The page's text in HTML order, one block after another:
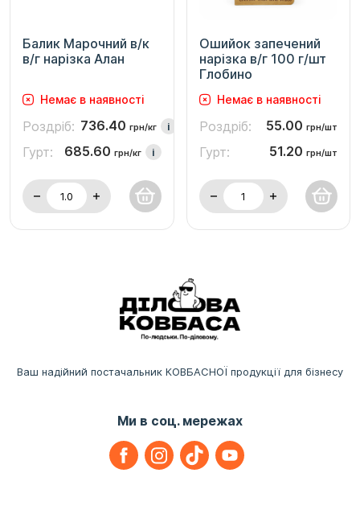
Балик Марочний в/к
в/г нарізка Алан
Немає в наявності
Роздріб: 736.40 грн/кг i
Гурт: 685.60 грн/кг i
Ошийок запечений
нарізка в/г 100 г/шт
Глобино
Немає в наявності
Роздріб: 55.00 грн/шт
Гурт: 51.20 грн/шт
Ваш надійний постачальник КОВБАСНОЇ продукції для бізнесу
Ми в соц. мережах